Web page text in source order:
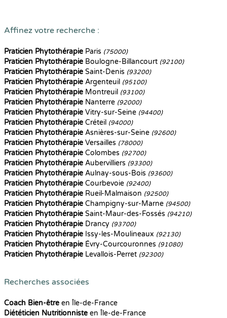
Affinez votre recherche :
Praticien Phytothérapie Paris (75000)
Praticien Phytothérapie Boulogne-Billancourt (92100)
Praticien Phytothérapie Saint-Denis (93200)
Praticien Phytothérapie Argenteuil (95100)
Praticien Phytothérapie Montreuil (93100)
Praticien Phytothérapie Nanterre (92000)
Praticien Phytothérapie Vitry-sur-Seine (94400)
Praticien Phytothérapie Créteil (94000)
Praticien Phytothérapie Asnières-sur-Seine (92600)
Praticien Phytothérapie Versailles (78000)
Praticien Phytothérapie Colombes (92700)
Praticien Phytothérapie Aubervilliers (93300)
Praticien Phytothérapie Aulnay-sous-Bois (93600)
Praticien Phytothérapie Courbevoie (92400)
Praticien Phytothérapie Rueil-Malmaison (92500)
Praticien Phytothérapie Champigny-sur-Marne (94500)
Praticien Phytothérapie Saint-Maur-des-Fossés (94210)
Praticien Phytothérapie Drancy (93700)
Praticien Phytothérapie Issy-les-Moulineaux (92130)
Praticien Phytothérapie Évry-Courcouronnes (91080)
Praticien Phytothérapie Levallois-Perret (92300)
Recherches associées
Coach Bien-être en Île-de-France
Diététicien Nutritionniste en Île-de-France